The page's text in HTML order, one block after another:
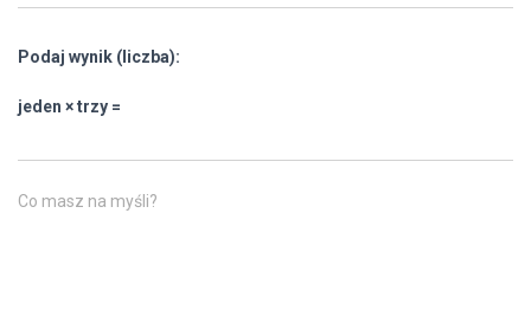
Podaj wynik (liczba):
jeden × trzy =
Co masz na myśli?